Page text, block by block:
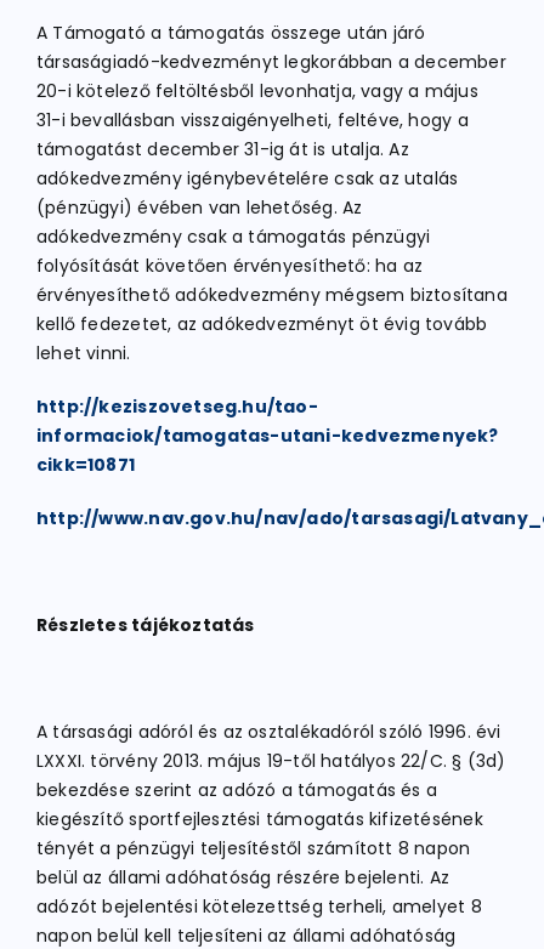
A Támogató a támogatás összege után járó
társaságiadó-kedvezményt legkorábban a december
20-i kötelező feltöltésből levonhatja, vagy a május
31-i bevallásban visszaigényelheti, feltéve, hogy a
támogatást december 31-ig át is utalja. Az
adókedvezmény igénybevételére csak az utalás
(pénzügyi) évében van lehetőség. Az
adókedvezmény csak a támogatás pénzügyi
folyósítását követően érvényesíthető: ha az
érvényesíthető adókedvezmény mégsem biztosítana
kellő fedezetet, az adókedvezményt öt évig tovább
lehet vinni.
http://keziszovetseg.hu/tao-
informaciok/tamogatas-utani-kedvezmenyek?
cikk=10871
http://www.nav.gov.hu/nav/ado/tarsasagi/
Részletes tájékoztatás
A társasági adóról és az osztalékadóról szóló 1996. évi
LXXXI. törvény 2013. május 19-től hatályos 22/C. § (3d)
bekezdése szerint az adózó a támogatás és a
kiegészítő sportfejlesztési támogatás kifizetésének
tényét a pénzügyi teljesítéstől számított 8 napon
belül az állami adóhatóság részére bejelenti. Az
adózót bejelentési kötelezettség terheli, amelyet 8
napon belül kell teljesíteni az állami adóhatóság